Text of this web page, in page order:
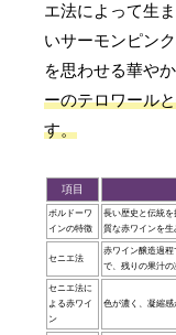
エ法によって生
いサーモンピン
を思わせる華や
ーのテロワール
す。
項目
ボルドーワ
インの特徴
長い歴史と伝統
質な赤ワインを生
セニエ法
赤ワイン醸造過程
で、残りの果汁の
セニエ法に
よる赤ワイ
ン
色が濃く、凝縮感